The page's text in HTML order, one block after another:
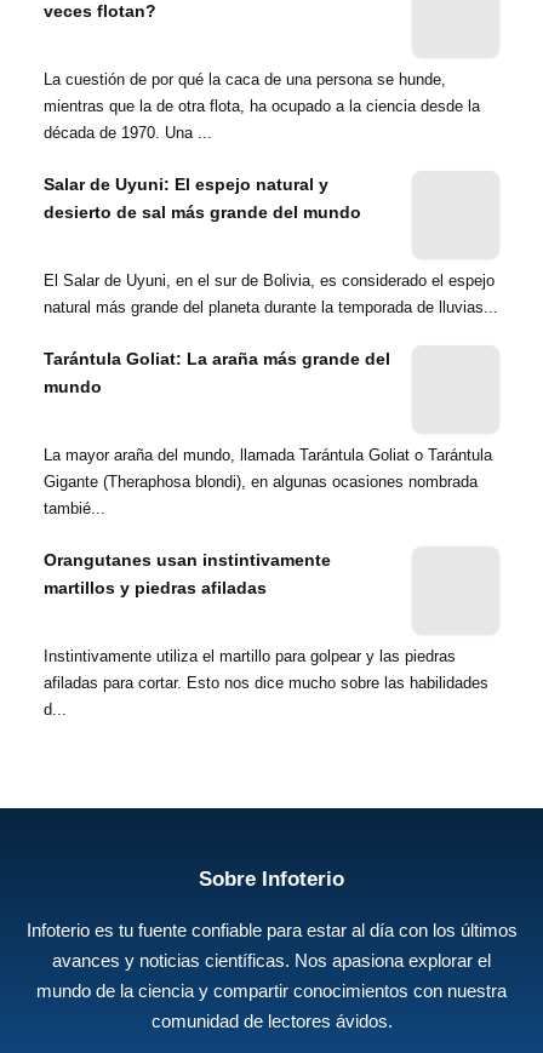
veces flotan?
La cuestión de por qué la caca de una persona se hunde,
mientras que la de otra flota, ha ocupado a la ciencia desde la
década de 1970. Una ...
Salar de Uyuni: El espejo natural y
desierto de sal más grande del mundo
El Salar de Uyuni, en el sur de Bolivia, es considerado el espejo
natural más grande del planeta durante la temporada de lluvias...
Tarántula Goliat: La araña más grande del
mundo
La mayor araña del mundo, llamada Tarántula Goliat o Tarántula
Gigante (Theraphosa blondi), en algunas ocasiones nombrada
tambié...
Orangutanes usan instintivamente
martillos y piedras afiladas
Instintivamente utiliza el martillo para golpear y las piedras
afiladas para cortar. Esto nos dice mucho sobre las habilidades
d...
Sobre Infoterio
Infoterio es tu fuente confiable para estar al día con los últimos
avances y noticias científicas. Nos apasiona explorar el
mundo de la ciencia y compartir conocimientos con nuestra
comunidad de lectores ávidos.